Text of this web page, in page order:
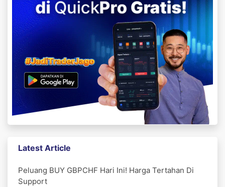
Latest Article
Peluang BUY GBPCHF Hari Ini! Harga Tertahan Di
Support